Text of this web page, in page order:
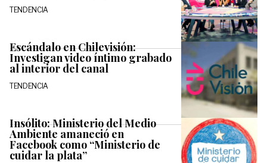
TENDENCIA
Escándalo en Chilevisión:
Investigan video íntimo grabado
al interior del canal
TENDENCIA
Insólito: Ministerio del Medio
Ambiente amaneció en
Facebook como “Ministerio de
cuidar la plata”